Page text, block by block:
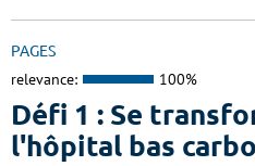
PAGES
relevance: 100%
Défi 1 : Se
l'hôpital bas